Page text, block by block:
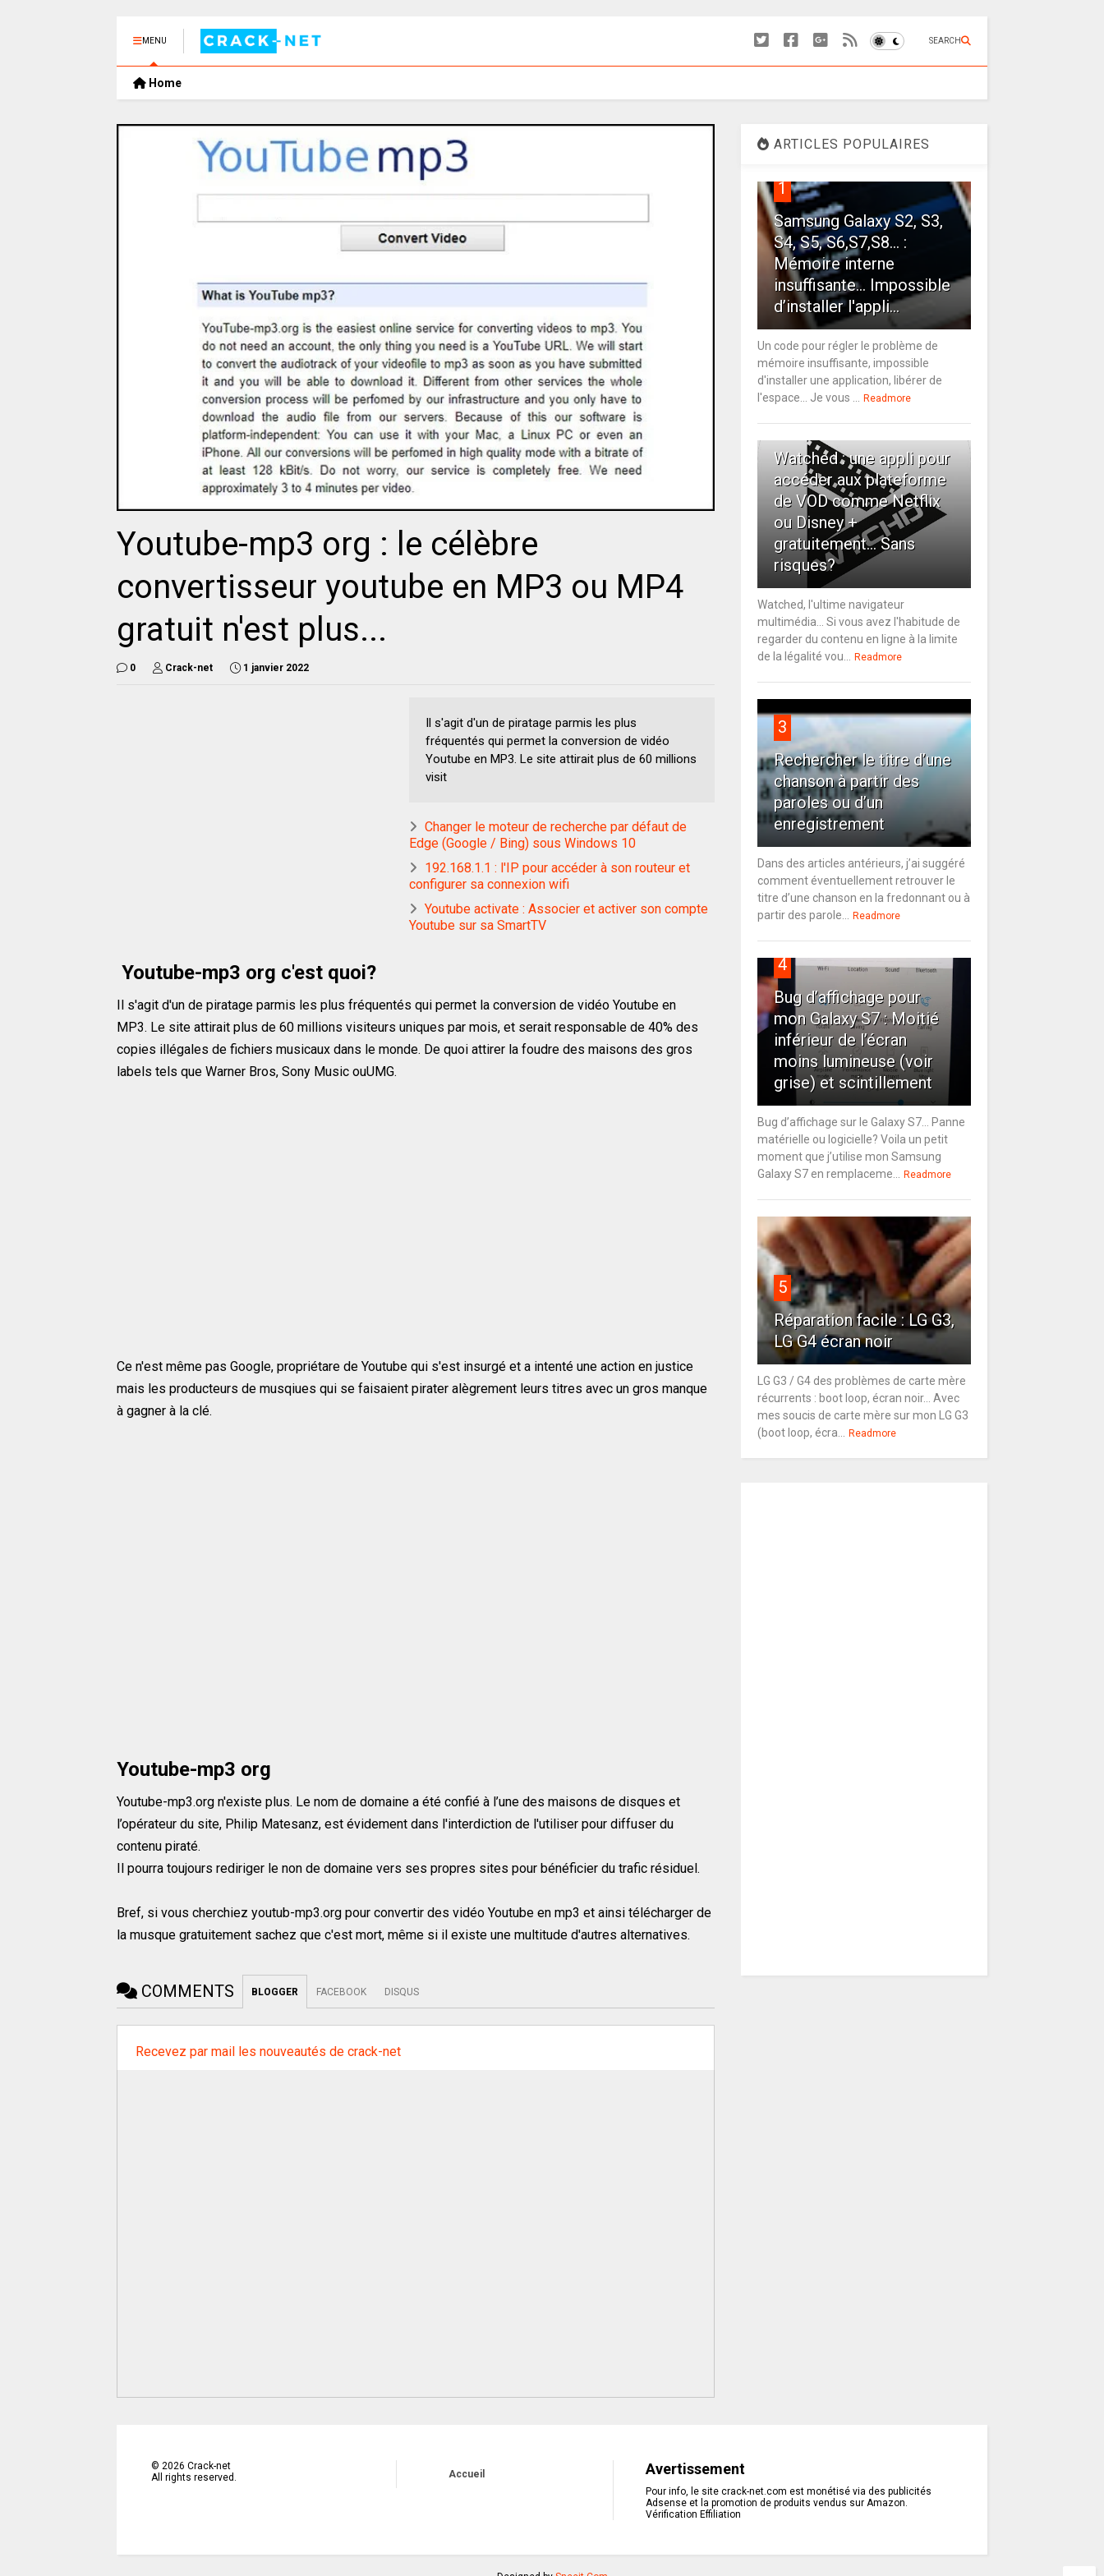
MENU SEARCH
Home
Youtube-mp3 org : le célèbre
convertisseur youtube en MP3 ou MP4
gratuit n'est plus...
0 Crack-net 1 janvier 2022
Il s'agit d'un de piratage parmis les plus
fréquentés qui permet la conversion de vidéo
Youtube en MP3. Le site atti­rait plus de 60 mil­lions
vis­i­t
Changer le moteur de recherche par défaut de
Edge (Google / Bing) sous Windows 10
192.168.1.1 : l'IP pour accéder à son routeur et
configurer sa connexion wifi
Youtube activate : Associer et activer son compte
Youtube sur sa SmartTV
Youtube-mp3 org c'est quoi?
Il s'agit d'un de piratage parmis les plus fréquentés qui permet la conversion de vidéo Youtube en
MP3. Le site atti­rait plus de 60 mil­lions vis­i­teurs uniques par mois, et serait respon­s­able de 40% des
copies illé­gales de fichiers musi­caux dans le monde. De quoi attirer la foudre des maisons des gros
labels tels que Warn­er Bros, Sony Music ouUMG.
Ce n'est même pas Google, propriétare de Youtube qui s'est insurgé et a intenté une action en justice
mais les producteurs de musqiues qui se faisaient pirater alègrement leurs titres avec un gros manque
à gagner à la clé.
Youtube-mp3 org
Youtube-mp3.org n'existe plus. Le nom de domaine a été confié à l’une des maisons de dis­ques et
l’opéra­teur du site, Philip Mate­sanz, est évidement dans l'interdiction de l'utiliser pour diffuser du
contenu piraté.
Il pourra toujours rediriger le non de domaine vers ses propres sites pour bénéficier du trafic résiduel.
Bref, si vous cherchiez youtub-mp3.org pour convertir des vidéo Youtube en mp3 et ainsi télécharger de
la musque gratuitement sachez que c'est mort, même si il existe une multitude d'autres alternatives.
COMMENTS BLOGGER FACEBOOK DISQUS
Recevez par mail les nouveautés de crack-net
ARTICLES POPULAIRES
1
Samsung Galaxy S2, S3,
S4, S5, S6,S7,S8... :
Mémoire interne
insuffisante… Impossible
d’installer l'appli...
Un code pour régler le problème de
mémoire insuffisante, impossible
d'installer une application, libérer de
l'espace... Je vous ...
Readmore
2
Watched : une appli pour
accéder aux plateforme
de VOD comme Netflix
ou Disney +
gratuitement... Sans
risques?
Watched, l'ultime navigateur
multimédia... Si vous avez l'habitude de
regarder du contenu en ligne à la limite
de la légalité vou...
Readmore
3
Rechercher le titre d’une
chanson à partir des
paroles ou d’un
enregistrement
Dans des articles antérieurs, j’ai suggéré
comment éventuellement retrouver le
titre d’une chanson en la fredonnant ou à
partir des parole...
Readmore
4
Bug d’affichage pour
mon Galaxy S7 : Moitié
inférieur de l’écran
moins lumineuse (voir
grise) et scintillement
Bug d’affichage sur le Galaxy S7… Panne
matérielle ou logicielle? Voila un petit
moment que j’utilise mon Samsung
Galaxy S7 en remplaceme...
Readmore
5
Réparation facile : LG G3,
LG G4 écran noir
LG G3 / G4 des problèmes de carte mère
récurrents : boot loop, écran noir... Avec
mes soucis de carte mère sur mon LG G3
(boot loop, écra...
Readmore
© 2026 Crack-net
All rights reserved.
Accueil Avertissement
Pour info, le site crack-net.com est monétisé via des publicités
Adsense et la promotion de produits vendus sur Amazon.
Vérification Effiliation